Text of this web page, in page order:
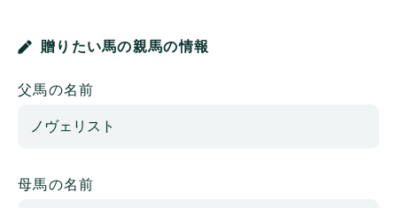
贈りたい馬の親馬の情報
父馬の名前
母馬の名前